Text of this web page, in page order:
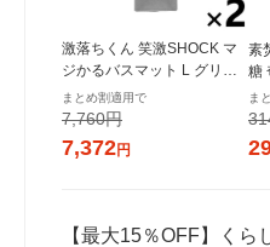
激落ちくん 笑激SHOCK マ
ジかるバスマット L グリー
ン GR B00651 1セット（1
枚×2）厚さ約2mm レック
まとめ割適用で
7,760円
7,372円
素
糖
ま
【最大15％OFF】くら